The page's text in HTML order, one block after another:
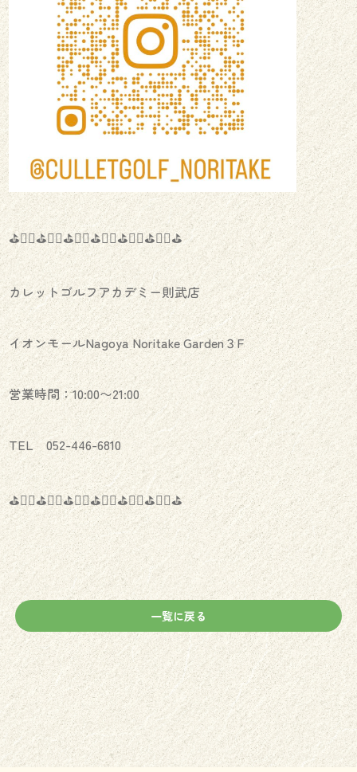
⛳️🏌️‍♂️⛳️🏌️‍♀️⛳️🏌️‍♂️⛳️🏌️‍♀️⛳️🏌️‍♂️⛳️🏌️‍♀️⛳️
カレットゴルフアカデミー則武店
イオンモールNagoya Noritake Garden３F
営業時間：10:00〜21:00
TEL 052-446-6810
⛳️🏌️‍♂️⛳️🏌️‍♀️⛳️🏌️‍♂️⛳️🏌️‍♀️⛳️🏌️‍♂️⛳️🏌️‍♀️⛳️
一覧に戻る